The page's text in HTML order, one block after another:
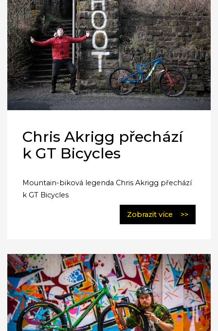
Chris Akrigg přechází
k GT Bicycles
Mountain-biková legenda Chris Akrigg přechází
k GT Bicycles
Zobrazit více >>